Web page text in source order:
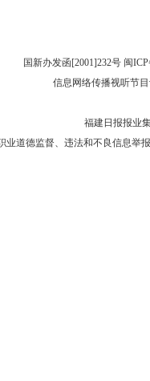
国新办发函[2001]232号 闽
信息网络传播视听节
福建日报报业
业道德监督、违法和不良信息举报